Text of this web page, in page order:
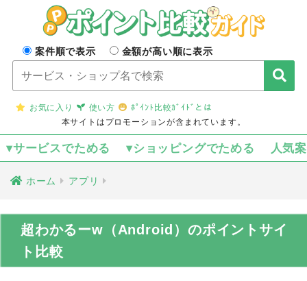
案件順で表示 金額が高い順に表示
お気に入り 使い方
ﾎﾟｲﾝﾄ比較ｶﾞｲﾄﾞとは
本サイトはプロモーションが含まれています。
▾サービスでためる ▾ショッピングでためる 人気
ホーム アプリ
超わかるーw（Android）のポイントサイ
ト比較